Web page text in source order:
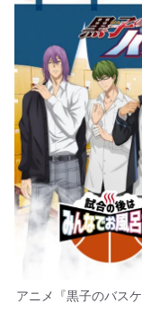
アニメ『黒子のバス